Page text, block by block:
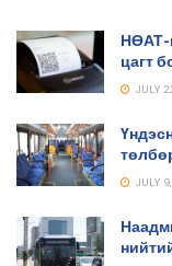
НӨАТ-
цагт
JULY
JULY